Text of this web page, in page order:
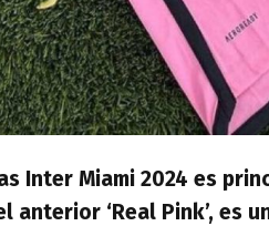
Inter Miami 2024 es
anterior ‘Real Pink’, es